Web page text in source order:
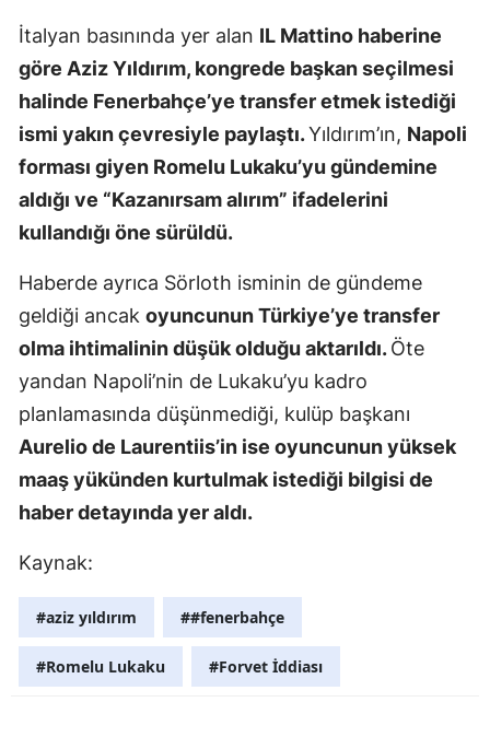
Kayseri
Kırklareli
Kırşehir
Kocaeli
Malatya
Manisa
Mardin
Muğla
İtalyan basınında yer alan IL Mattino haberine
göre Aziz Yıldırım, kongrede başkan seçilmesi
halinde Fenerbahçe’ye transfer etmek istediği
ismi yakın çevresiyle paylaştı.Yıldırım’ın, Napoli
forması giyen Romelu Lukaku’yu gündemine
aldığı ve “Kazanırsam alırım” ifadelerini
kullandığı öne sürüldü.
Haberde ayrıca Sörloth isminin de gündeme
geldiği ancak oyuncunun Türkiye’ye transfer
olma ihtimalinin düşük olduğu aktarıldı.Öte
yandan Napoli’nin de Lukaku’yu kadro
planlamasında düşünmediği, kulüp başkanı
Aurelio de Laurentiis’in ise oyuncunun yüksek
maaş yükünden kurtulmak istediği bilgisi de
haber detayında yer aldı.
Kaynak:
#aziz yıldırım ##fenerbahçe
#Romelu Lukaku #Forvet İddiası